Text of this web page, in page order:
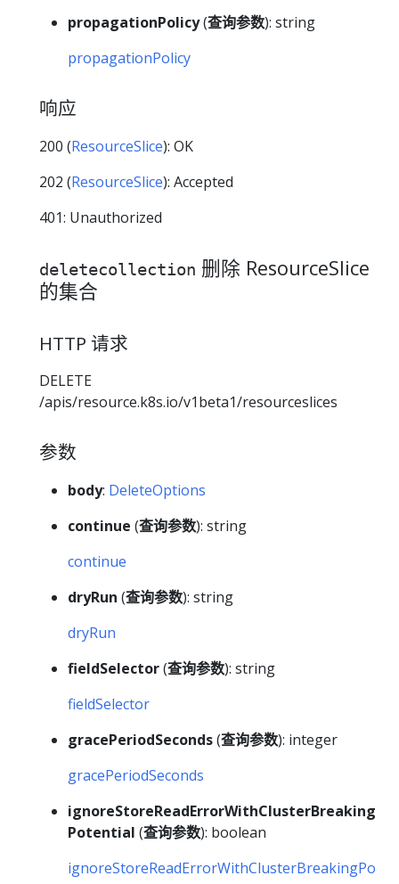
propagationPolicy(查询参数): string
propagationPolicy
响应
200 (ResourceSlice): OK
202 (ResourceSlice): Accepted
401: Unauthorized
deletecollection 删除 ResourceSlice
的集合
HTTP 请求
DELETE
/apis/resource.k8s.io/v1beta1/resourceslices
参数
body: DeleteOptions
continue (查询参数): string
continue
dryRun (查询参数): string
dryRun
fieldSelector(查询参数): string
fieldSelector
gracePeriodSeconds(查询参数): integer
gracePeriodSeconds
ignoreStoreReadErrorWithClusterBreaking
Potential (查询参数): boolean
ignoreStoreReadErrorWithClusterBreakingPo